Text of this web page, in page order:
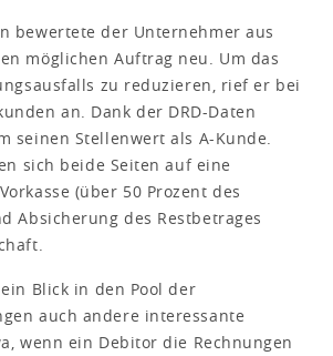
bewertete der Unternehmer aus
möglichen Auftrag neu. Um das
zu reduzieren, rief er bei
an. Dank der DRD-Daten
seinen Stellenwert als A-Kunde.
sich beide Seiten auf eine
(über 50 Prozent des
Absicherung des Restbetrages
Blick in den Pool der
auch andere interessante
wenn ein Debitor die Rechnungen